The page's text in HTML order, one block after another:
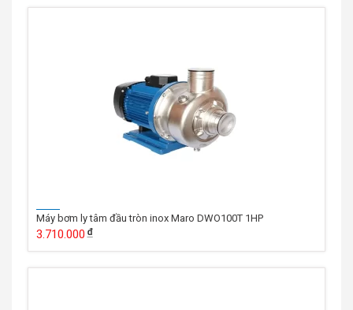
Máy bơm ly tâm đầu tròn inox Maro DWO100T 1HP
3.710.000